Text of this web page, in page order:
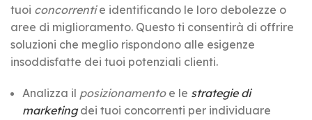
tuoi concorrentie identificando le loro debolezze o
aree di miglioramento. Questo ti consentirà di offrire
soluzioni che meglio rispondono alle esigenze
insoddisfatte dei tuoi potenziali clienti.
Analizza il posizionamentoe le strategie di
marketingdei tuoi concorrenti per individuare